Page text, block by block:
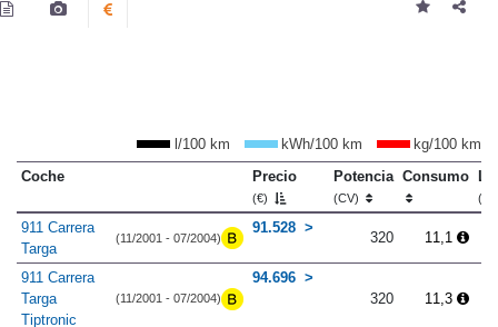
l/100 km kWh/100 km
kg/100 km
Coche
Precio
(€)
Potencia
(CV)
Consumo
911 Carrera
Targa
(11/2001 - 07/2004)
91.528
320 11,1
911 Carrera
Targa
Tiptronic
(11/2001 - 07/2004)
94.696
320
11,3